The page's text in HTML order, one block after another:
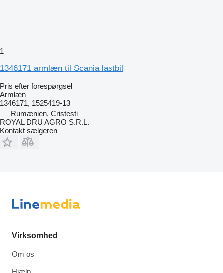
1
1346171 armlæn til Scania lastbil
Pris efter forespørgsel
Armlæn
1346171, 1525419-13
Rumænien, Cristesti
ROYAL DRU AGRO S.R.L.
Kontakt sælgeren
Virksomhed
Om os
Hjælp